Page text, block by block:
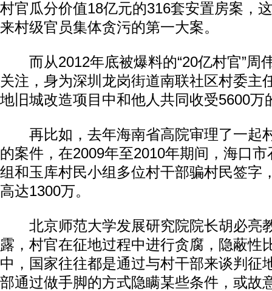
村官瓜分价值18亿元的316套安置房案，
来村级官员集体贪污的第一大案。
而从2012年底被爆料的“20亿村官”周
关注，身为深圳龙岗街道南联社区村委主
地旧城改造项目中和他人共同收受5600万
再比如，去年海南省高院审理了一起
的案件，在2009年至2010年期间，海口
组和玉库村民小组多位村干部骗村民签字
高达1300万。
北京师范大学发展研究院院长胡必亮
露，村官在征地过程中进行贪腐，隐蔽性
中，国家往往都是通过与村干部来谈判征
部通过做手脚的方式隐瞒某些条件，或故